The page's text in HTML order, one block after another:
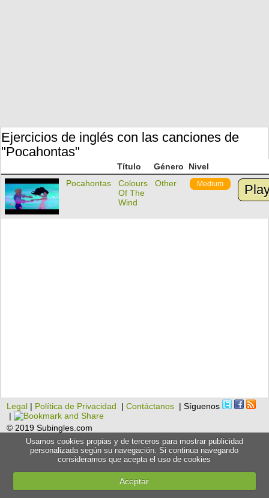
Ejercicios de inglés con las canciones de
"Pocahontas"
Título Género
Nivel
Pocahontas
Colours
Of The
Wind
Other Medium
Legal | Política de Privacidad |Contáctanos | Síguenos
|
© 2019 Subingles.com
Usamos cookies propias y de terceros para mostrar publicidad
personalizada según su navegación. Si continua navegando
consideramos que acepta el uso de cookies
Aceptar